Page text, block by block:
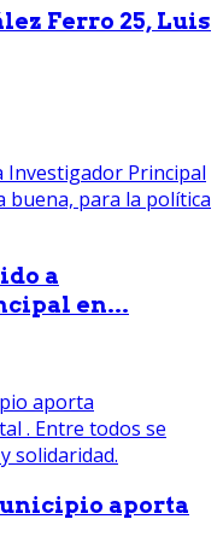
Ferro 25, Luis
a
en...
aporta